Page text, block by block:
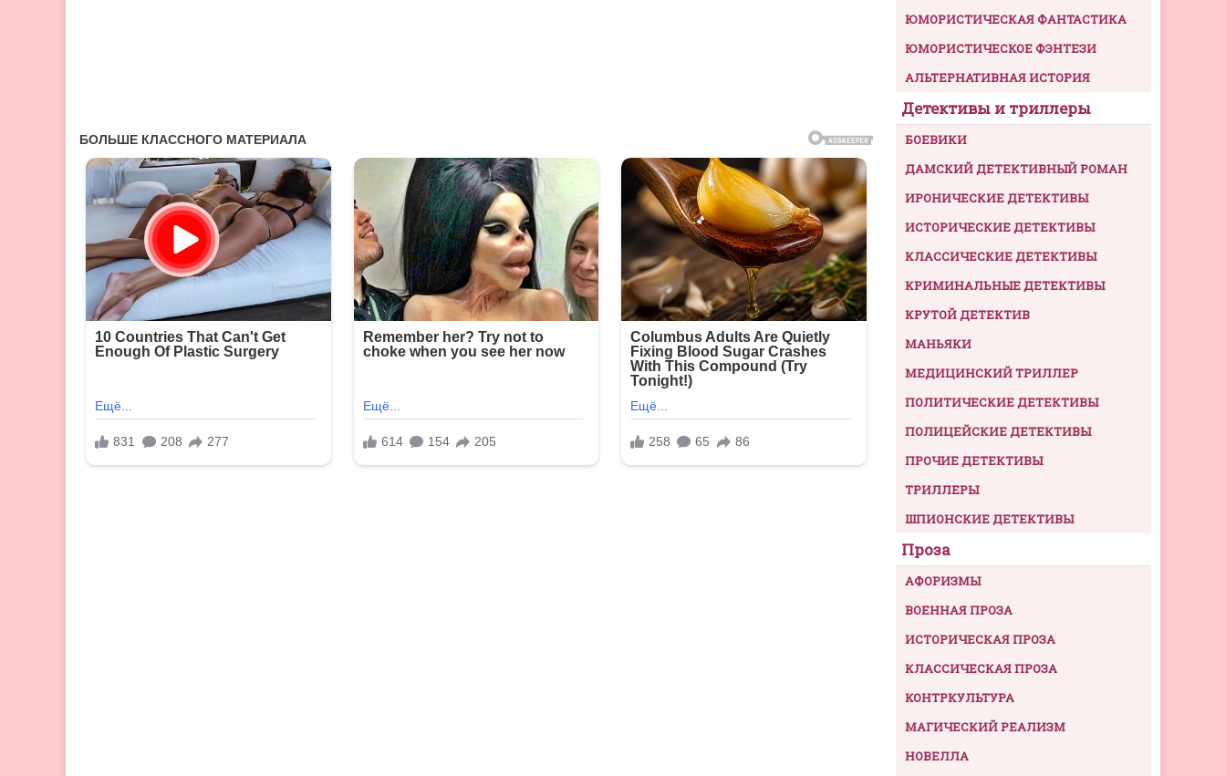
ЮМОРИСТИЧЕСКАЯ ФАНТАСТИКА
ЮМОРИСТИЧЕСКОЕ ФЭНТЕЗИ
АЛЬТЕРНАТИВНАЯ ИСТОРИЯ
Детективы и триллеры
БОЕВИКИ
ДАМСКИЙ ДЕТЕКТИВНЫЙ РОМАН
ИРОНИЧЕСКИЕ ДЕТЕКТИВЫ
ИСТОРИЧЕСКИЕ ДЕТЕКТИВЫ
КЛАССИЧЕСКИЕ ДЕТЕКТИВЫ
КРИМИНАЛЬНЫЕ ДЕТЕКТИВЫ
КРУТОЙ ДЕТЕКТИВ
МАНЬЯКИ
МЕДИЦИНСКИЙ ТРИЛЛЕР
ПОЛИТИЧЕСКИЕ ДЕТЕКТИВЫ
ПОЛИЦЕЙСКИЕ ДЕТЕКТИВЫ
ПРОЧИЕ ДЕТЕКТИВЫ
ТРИЛЛЕРЫ
ШПИОНСКИЕ ДЕТЕКТИВЫ
Проза
АФОРИЗМЫ
ВОЕННАЯ ПРОЗА
ИСТОРИЧЕСКАЯ ПРОЗА
КЛАССИЧЕСКАЯ ПРОЗА
КОНТРКУЛЬТУРА
МАГИЧЕСКИЙ РЕАЛИЗМ
НОВЕЛЛА